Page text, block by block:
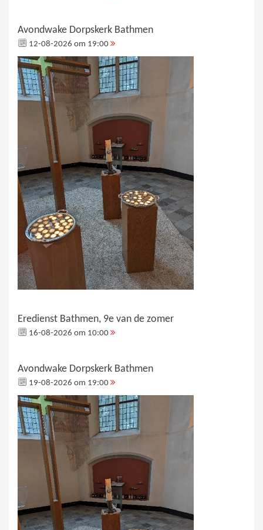
Avondwake Dorpskerk Bathmen
12-08-2026 om 19:00
Eredienst Bathmen, 9e van de zomer
16-08-2026 om 10:00
Avondwake Dorpskerk Bathmen
19-08-2026 om 19:00